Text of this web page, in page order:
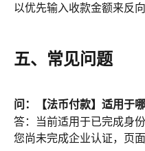
以优先输入收款金额来反
五、常见问题
问：【法币付款】适用于哪
答：当前适用于已完成身
您尚未完成企业认证，页